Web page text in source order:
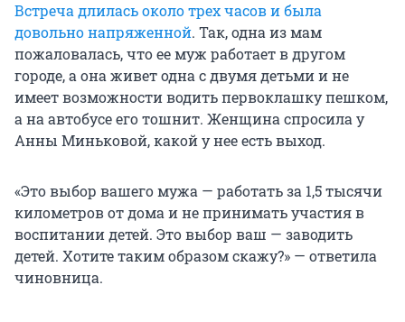
Встреча длилась около трех часов и была
довольно напряженной. Так, одна из мам
пожаловалась, что ее муж работает в другом
городе, а она живет одна с двумя детьми и не
имеет возможности водить первоклашку пешком,
а на автобусе его тошнит. Женщина спросила у
Анны Миньковой, какой у нее есть выход.
«Это выбор вашего мужа — работать за 1,5тысячи
километров от дома и не принимать участия в
воспитании детей. Это выбор ваш — заводить
детей. Хотите таким образом скажу?» — ответила
чиновница.